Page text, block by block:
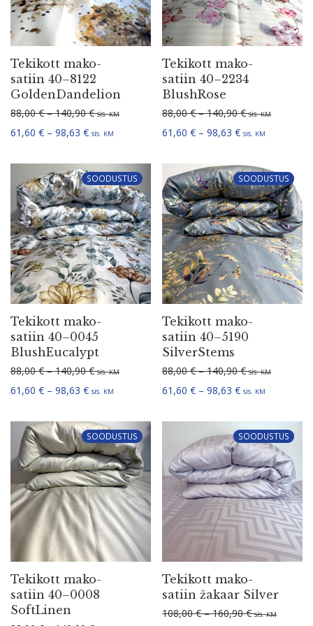
Tekikott mako-
satiin 40–8122
GoldenDandelion
88,00€ – 140,90€Hinna­va­hemik: 88,00 € kuni 140,90 €
sis.KM
61,60 € – 98,63 €Hinna­va­hemik: 61,60 € kuni 98,63 €
sis. KM
Tekikott mako-
satiin 40–2234
BlushRose
88,00€ – 140,90€ sis.KM
61,60 € – 98,63 €Hinna­va­hemik:
sis. KM
SOODUSTUS
Tekikott mako-
satiin 40–0045
BlushEucalypt
88,00€ – 140,90€Hinna­va­hemik: 88,00 € kuni 140,90 €
sis.KM
61,60 € – 98,63 €Hinna­va­hemik: 61,60 € kuni 98,63 €
sis. KM
SOODUSTUS
Tekikott mako-
satiin 40–5190
SilverStems
88,00€ – 140,90€ sis.KM
61,60 € – 98,63 €Hinna­va­hemik:
sis. KM
SOODUSTUS
Tekikott mako-
satiin 40–0008
SoftLinen
SOODUSTUS
Tekikott mako-
satiin žakaar Silver
108,00€ – 160,90€ sis.KM